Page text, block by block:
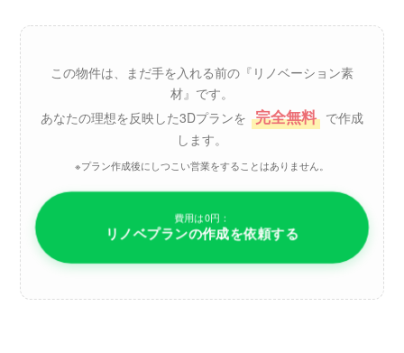
この物件は、まだ手を入れる前の『リノベーション素
材』です。
あなたの理想を反映した3Dプランを 完全無料 で作成
します。
※プラン作成後にしつこい営業をすることはありません。
費用は0円：
リノベプランの作成を依頼する